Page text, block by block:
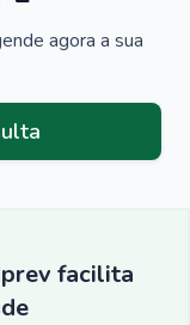
agora a sua
facilita